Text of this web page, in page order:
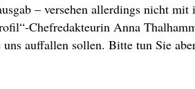
– versehen allerdings nicht
Chefredakteurin Anna
auffallen sollen. Bitte tun Sie